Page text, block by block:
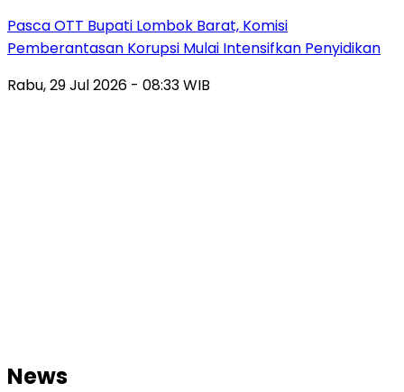
Pasca OTT Bupati Lombok Barat, Komisi
Pemberantasan Korupsi Mulai Intensifkan Penyidikan
Rabu, 29 Jul 2026 - 08:33 WIB
News